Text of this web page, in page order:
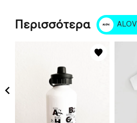
Περισσότερα ALOV